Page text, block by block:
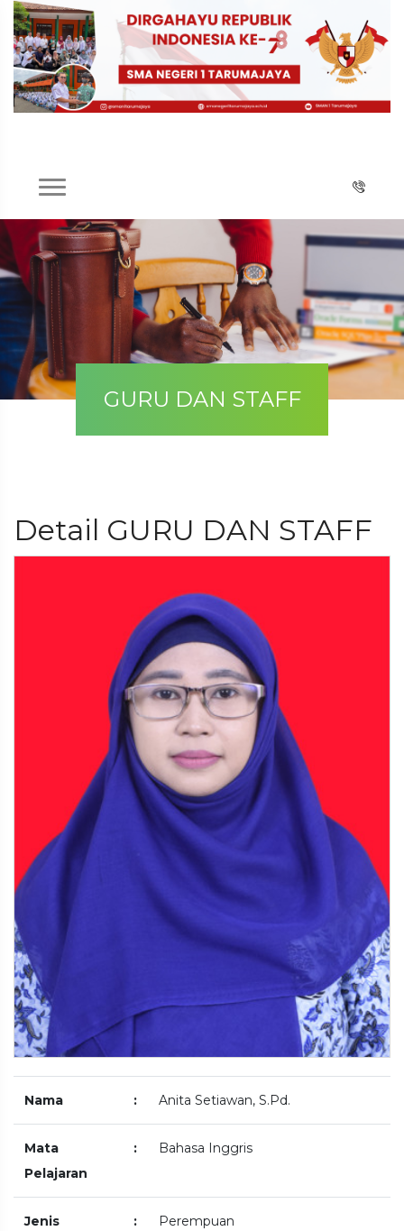
GURU DAN STAFF
Detail GURU DAN STAFF
Nama : Anita Setiawan, S.Pd.
Mata
Pelajaran
: Bahasa Inggris
Jenis
: Perempuan